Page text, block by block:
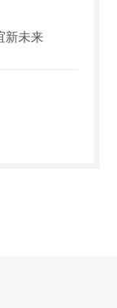
新未来